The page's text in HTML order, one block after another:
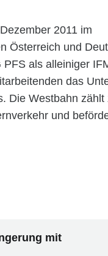
2011 im
Österreich und
als alleiniger
das
Die Westbahn zählt
und
mit